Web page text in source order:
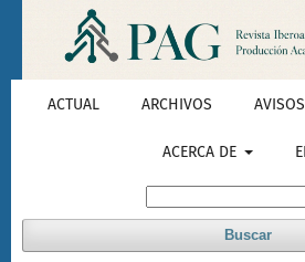
ACTUAL ARCHIVOS AVISOS
ACERCA DE
Buscar